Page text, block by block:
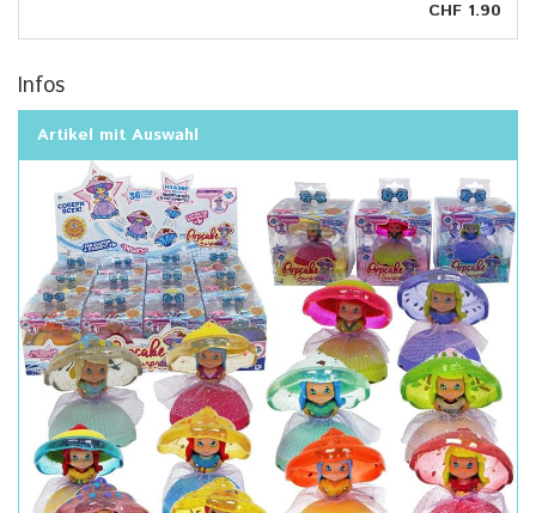
CHF 1.90
Infos
Artikel mit Auswahl